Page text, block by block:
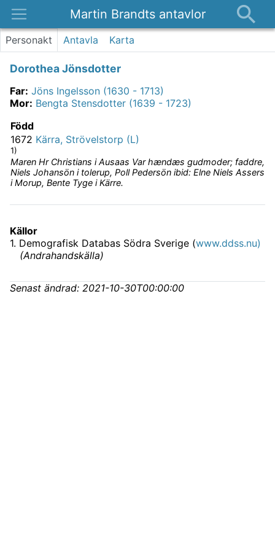
Martin Brandts antavlor
Platser
Kontakt
Personakt Antavla Karta
Dorothea Jönsdotter
Far: Jöns Ingelsson (1630 - 1713)
Mor: Bengta Stensdotter (1639 - 1723)
Född
1672 Kärra, Strövelstorp (L)
1)
Maren Hr Christians i Ausaas Var hændæs gudmoder; faddre,
Niels Johansön i tolerup, Poll Pedersön ibid: Elne Niels Assers
i Morup, Bente Tyge i Kärre.
Källor
1. Demografisk Databas Södra Sverige (www.ddss.nu)
(Andrahandskälla)
Senast ändrad: 2021-10-30T00:00:00